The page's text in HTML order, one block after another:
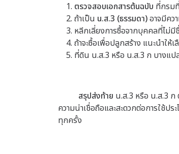
ตรวจสอบเอกสารต้นฉบับ ที่กรม
ถ้าเป็น น.ส.3 (ธรรมดา)อาจมีคว
หลีกเลี่ยงการซื้อจากบุคคลที่ไม่มี
ถ้าจะซื้อเพื่อปลูกสร้าง แนะนำให้เ
ที่ดิน น.ส.3 หรือ น.ส.3 ก บางแป
สรุปส่งท้าย น.ส.3 หรือ น.ส.3 ก
ความน่าเชื่อถือและสะดวกต่อการใช้
ทุกครั้ง